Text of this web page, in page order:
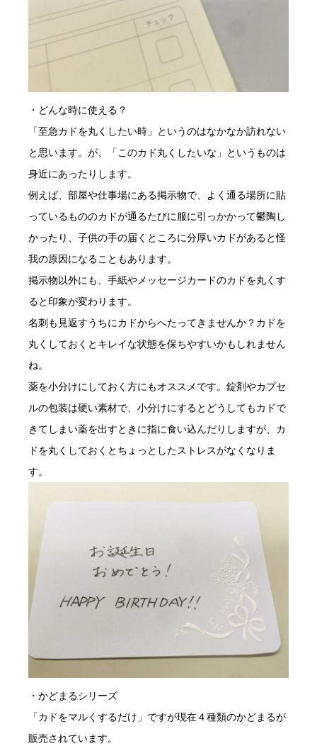
・どんな時に使える？
「至急カドを丸くしたい時」というのはなかなか訪れない
と思います。が、「このカド丸くしたいな」というものは
身近にあったりします。
例えば、部屋や仕事場にある掲示物で、よく通る場所に貼
っているもののカドが通るたびに服に引っかかって鬱陶し
かったり、子供の手の届くところに分厚いカドがあると怪
我の原因になることもあります。
掲示物以外にも、手紙やメッセージカードのカドを丸くす
ると印象が変わります。
名刺も見返すうちにカドからへたってきませんか？カドを
丸くしておくとキレイな状態を保ちやすいかもしれません
ね。
薬を小分けにしておく方にもオススメです。錠剤やカプセ
ルの包装は硬い素材で、小分けにするとどうしてもカドで
きてしまい薬を出すときに指に食い込んだりしますが、カ
ドを丸くしておくとちょっとしたストレスがなくなりま
す。
・かどまるシリーズ
「カドをマルくするだけ」ですが現在４種類のかどまるが
販売されています。